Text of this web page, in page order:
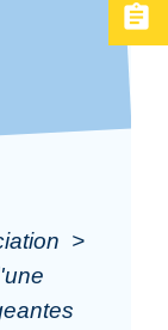
>
assignment